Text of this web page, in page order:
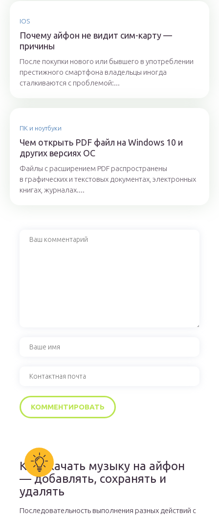
IOS
Почему айфон не видит сим-карту —
причины
После покупки нового или бывшего в употреблении
престижного смартфона владельцы иногда
сталкиваются с проблемой:...
ПК и ноутбуки
Чем открыть PDF файл на Windows 10 и
других версиях ОС
Файлы с расширением PDF распространены
в графических и текстовых документах, электронных
книгах, журналах....
Как скачать музыку на айфон
— добавлять, сохранять и
удалять
Последовательность выполнения разных действий с